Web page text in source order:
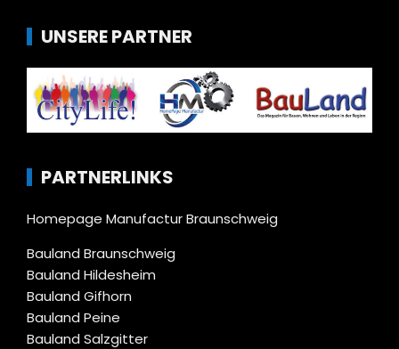
UNSERE PARTNER
PARTNERLINKS
Homepage Manufactur Braunschweig
Bauland Braunschweig
Bauland Hildesheim
Bauland Gifhorn
Bauland Peine
Bauland Salzgitter